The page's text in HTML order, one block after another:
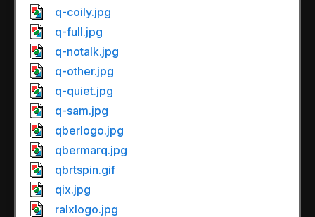
q-coily.jpg
q-full.jpg
q-notalk.jpg
q-other.jpg
q-quiet.jpg
q-sam.jpg
qberlogo.jpg
qbermarq.jpg
qbrtspin.gif
qix.jpg
ralxlogo.jpg